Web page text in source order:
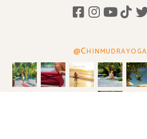
@CHINMUDRAYOGA